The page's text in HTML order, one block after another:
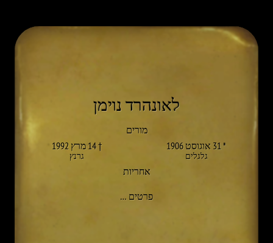
לאונהרד נוימן
מורים
* 31 אוגוסט 1906
גלגלים
† 14 מרץ 1992
גרנץ
אחריות
פרטים …